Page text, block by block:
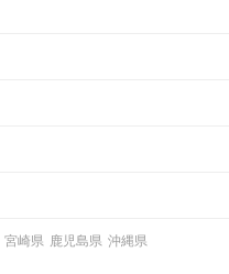
宮崎県 鹿児島県 沖縄県